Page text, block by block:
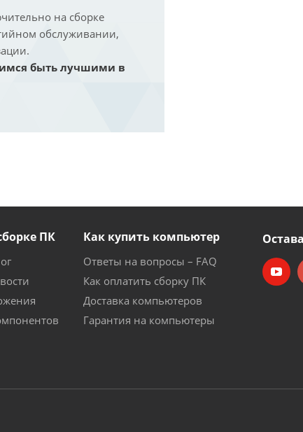
на сборке
обслуживании,
быть лучшими в
ПК Как купить компьютер
Ответы на вопросы – FAQ
Как оплатить сборку ПК
Доставка компьютеров
Гарантия на компьютеры